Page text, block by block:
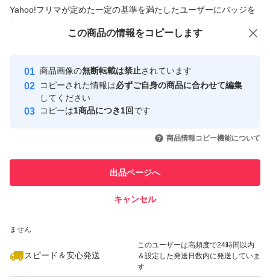
Yahoo!フリマが定めた一定の基準を満たしたユーザーにバッジを
付与しています
安心取引出品者
心・安全なユーザーです
取引実績
引を完了させた実績があります
での取引実績があります
ません
スピード＆安心発送
このユーザーは高頻度で24時間以内
＆設定した発送日数内に発送していま
す
この商品の情報をコピーします
商品画像の無断転載は禁止されています
コピーされた情報は必ずご自身の商品に合わせて編集
してください
コピーは1商品につき1回です
商品情報コピー機能について
出品ページへ
キャンセル
この商品をみている人にオススメ